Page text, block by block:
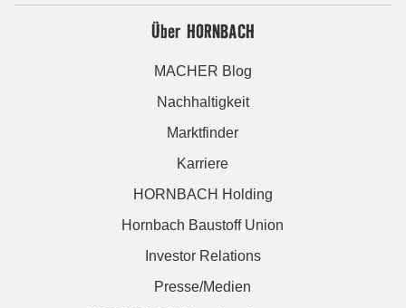
Über HORNBACH
MACHER Blog
Nachhaltigkeit
Marktfinder
Karriere
HORNBACH Holding
Hornbach Baustoff Union
Investor Relations
Presse/Medien